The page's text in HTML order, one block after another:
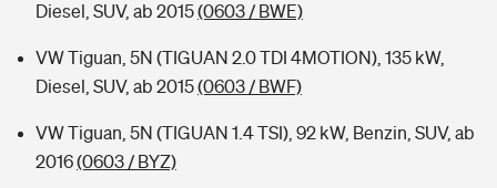
Diesel, SUV, ab 2015(0603 / BWE)
VW Tiguan, 5N (TIGUAN 2.0 TDI 4MOTION), 135 kW,
Diesel, SUV, ab 2015(0603 / BWF)
VW Tiguan, 5N (TIGUAN 1.4 TSI), 92 kW, Benzin, SUV, ab
2016(0603 / BYZ)